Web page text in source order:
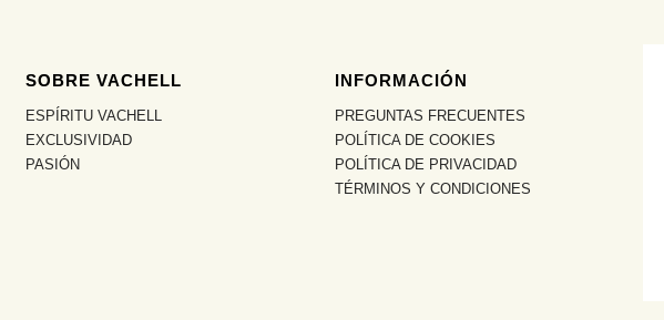
SOBRE VACHELL
ESPÍRITU VACHELL
EXCLUSIVIDAD
PASIÓN
INFORMACIÓN
PREGUNTAS FRECUENTES
POLÍTICA DE COOKIES
POLÍTICA DE PRIVACIDAD
TÉRMINOS Y CONDICIONES